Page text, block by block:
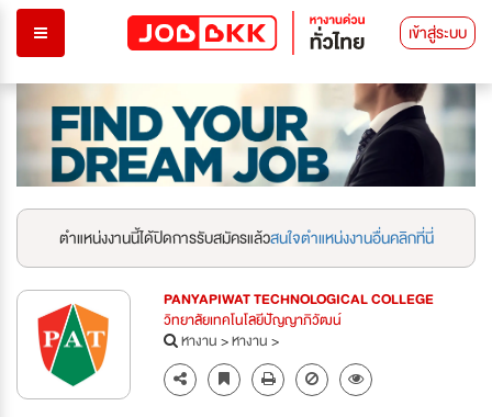
เข้าสู่ระบบ
ตำแหน่งงานนี้ได้ปิดการรับสมัครแล้วสนใจตำแหน่งงานอื่นคลิกที่นี่
PANYAPIWAT TECHNOLOGICAL COLLEGE
วิทยาลัยเทคโนโลยีปัญญาภิวัฒน์
หางาน>หางาน>